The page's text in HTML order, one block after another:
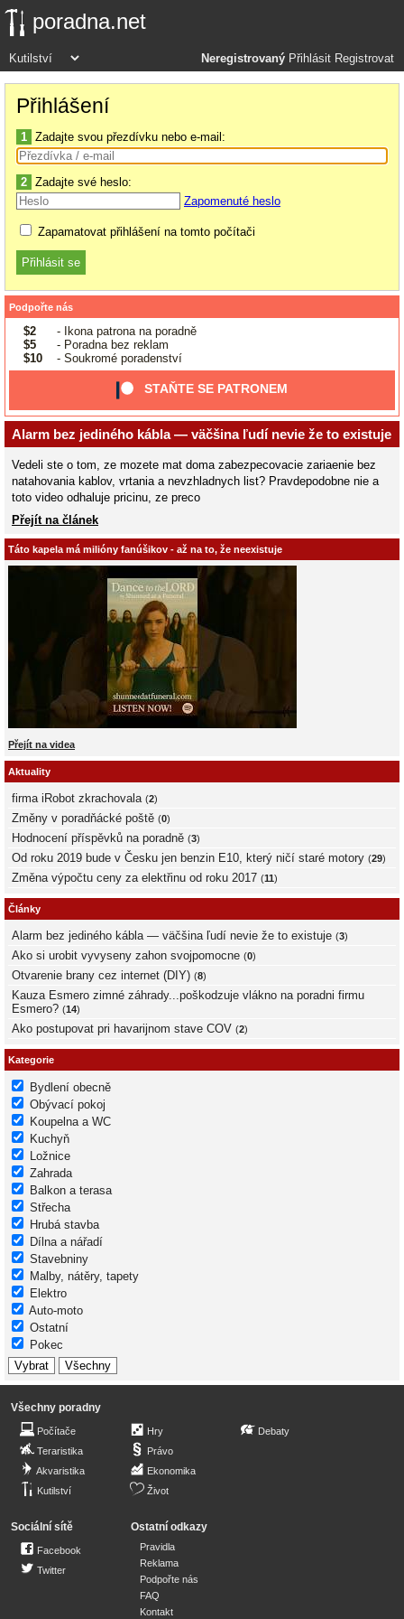
poradna.net
Neregistrovaný Přihlásit Registrovat
Přihlášení
1 Zadajte svou přezdívku nebo e-mail:
2 Zadajte své heslo:
Zapomenuté heslo
Zapamatovat přihlášení na tomto počítači
Podpořte nás
$2
- Ikona patrona na poradně
$5
- Poradna bez reklam
$10
- Soukromé poradenství
STAŇTE SE PATRONEM
Alarm bez jediného kábla — väčšina ľudí nevie že to existuje
Vedeli ste o tom, ze mozete mat doma zabezpecovacie zariaenie bez
natahovania kablov, vrtania a nevzhladnych list? Pravdepodobne nie a
toto video odhaluje pricinu, ze preco
Přejít na článek
Táto kapela má milióny fanúšikov - až na to, že neexistuje
Přejít na videa
Aktuality
firma iRobot zkrachovala (2)
Změny v poradňácké poště (0)
Hodnocení příspěvků na poradně (3)
Od roku 2019 bude v Česku jen benzin E10, který ničí staré motory (29)
Změna výpočtu ceny za elektřinu od roku 2017 (11)
Články
Alarm bez jediného kábla — väčšina ľudí nevie že to existuje (3)
Ako si urobit vyvyseny zahon svojpomocne (0)
Otvarenie brany cez internet (DIY) (8)
Kauza Esmero zimné záhrady...poškodzuje vlákno na poradni firmu
Esmero? (14)
Ako postupovat pri havarijnom stave COV (2)
Kategorie
Bydlení obecně
Obývací pokoj
Koupelna a WC
Kuchyň
Ložnice
Zahrada
Balkon a terasa
Střecha
Hrubá stavba
Dílna a nářadí
Stavebniny
Malby, nátěry, tapety
Elektro
Auto-moto
Ostatní
Pokec
Všechny poradny
Počítače
Teraristika
Akvaristika
Kutilství
Hry
Právo
Ekonomika
Život
Debaty
Sociální sítě
Facebook
Twitter
Ostatní odkazy
Pravidla
Reklama
Podpořte nás
FAQ
Kontakt